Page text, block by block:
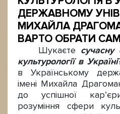
ДЕРЖАВНОМУ
МИХАЙЛА
ВАРТО ОБРАТИ
Шукаєте сучасну
культурології в Україні
в Українському
імені Михайла
до успішної
розуміння сфери